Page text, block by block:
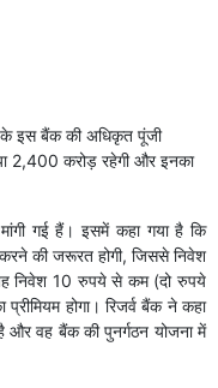
के इस बैंक की अधिकृत पूंजी
2,400 करोड़ रहेगी और इनका
गई हैं। इसमें कहा गया है कि
की जरूरत होगी, जिससे निवेश
निवेश 10 रुपये से कम (दो रुपये
होगा। रिजर्व बैंक ने कहा
वह बैंक की पुनर्गठन योजना में